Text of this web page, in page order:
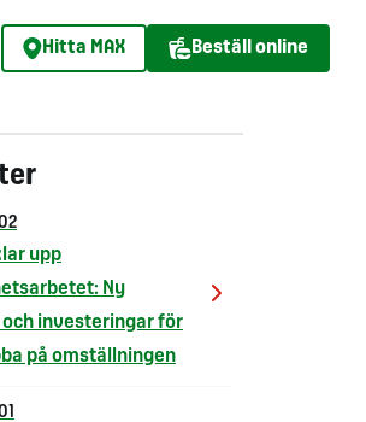
Hitta MAX Beställ online
upp
Ny
investeringar för
på omställningen